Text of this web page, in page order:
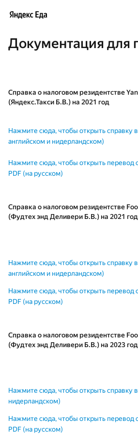
Документация для
Справка о налоговом резидентстве
(Яндекс.Такси Б.В.) на 2021 год
Нажмите сюда, чтобы открыть справку
английском и нидерландском)
Нажмите сюда, чтобы открыть перевод
PDF (на русском)
Справка о налоговом резидентстве
(Фудтех энд Деливери Б.В.) на 2021
Нажмите сюда, чтобы открыть справку
английском и нидерландском)
Нажмите сюда, чтобы открыть перевод
PDF (на русском)
Справка о налоговом резидентстве
(Фудтех энд Деливери Б.В.) на 2023 год
Нажмите сюда, чтобы открыть справку
нидерландском)
Нажмите сюда, чтобы открыть перевод
PDF (на русском)